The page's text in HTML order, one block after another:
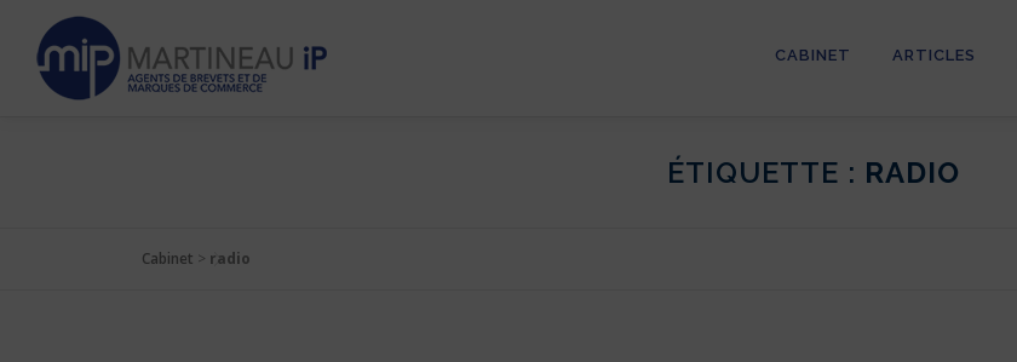
content
CABINET ARTICLES
ÉTIQUETTE : RADIO
Cabinet > radio